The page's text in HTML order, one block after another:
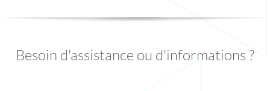
Besoin d'assistance ou d'informations ?